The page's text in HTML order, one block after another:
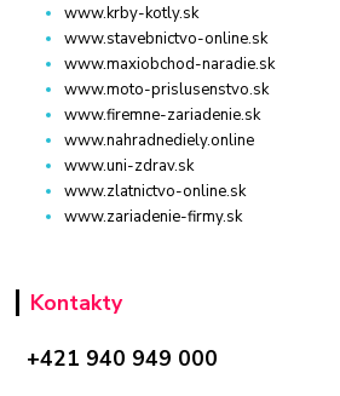
www.krby-kotly.sk
www.stavebnictvo-online.sk
www.maxiobchod-naradie.sk
www.moto-prislusenstvo.sk
www.firemne-zariadenie.sk
www.nahradnediely.online
www.uni-zdrav.sk
www.zlatnictvo-online.sk
www.zariadenie-firmy.sk
Kontakty
+421 940 949 000